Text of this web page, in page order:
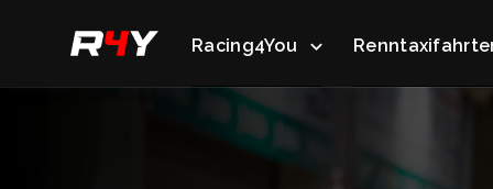
Racing4You keyboard_arrow_down